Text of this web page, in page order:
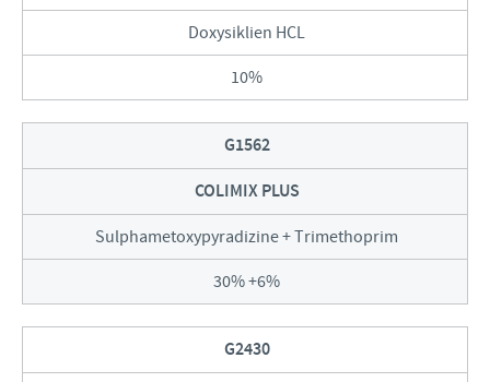
Doxysiklien HCL
10%
G1562
COLIMIX PLUS
Sulphametoxypyradizine + Trimethoprim
30% +6%
G2430